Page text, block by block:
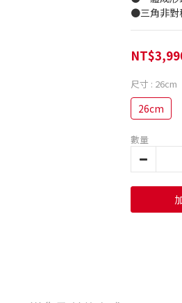
●三角非對
尺寸 : 26cm
26cm
數量